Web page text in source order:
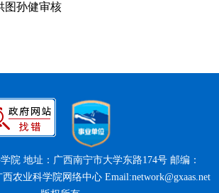
图孙健审核
院 地址：广西南宁市大学东路174号 邮编：
农业科学院网络中心 Email:network@gxaas.net